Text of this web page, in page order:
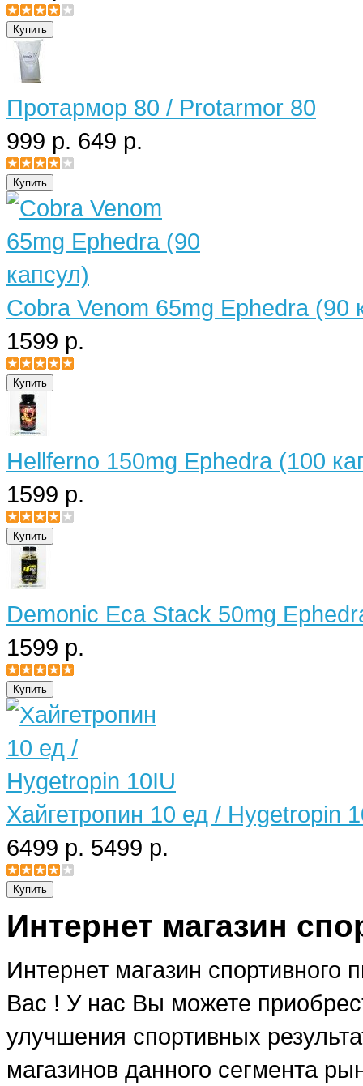
Протармор 80 / Protarmor 80
999 р. 649 р.
Cobra Venom 65mg Ephedra (90
1599 р.
Hellferno 150mg Ephedra (100
1599 р.
Demonic Eca Stack 50mg
1599 р.
Хайгетропин 10 ед / Hygetropin
6499 р. 5499 р.
Интернет магазин
Интернет магазин спортивного
Вас ! У нас Вы можете
улучшения спортивных
магазинов данного сегмента